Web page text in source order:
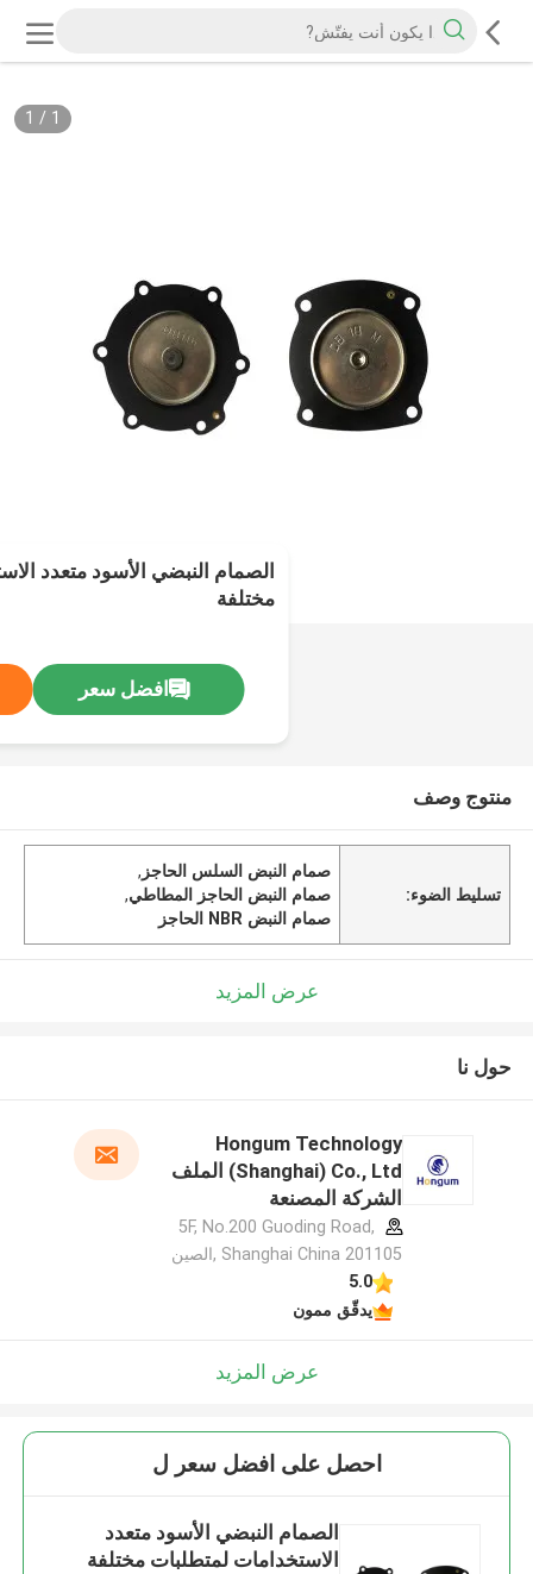
1
/
1
الصمام النبضي الأسود متعدد
مختلفة
افضل سعر
منتوج وصف
تسليط الضوء:
صمام النبض السلس الحاجز ,
صمام النبض الحاجز المطاطي,
صمام النبض NBR الحاجز
عرض المزيد
حول نا
Hongum Technology
(Shanghai) Co., Ltd الملف
الشركة المصنعة
5F, No.200 Guoding Road,
Shanghai China 201105 ,الصين
5.0
يدقّق ممون
عرض المزيد
احصل على افضل سعر ل
الصمام النبضي الأسود متعدد
الاستخدامات لمتطلبات مختلفة